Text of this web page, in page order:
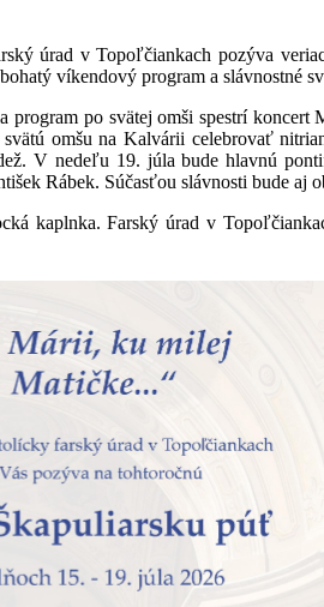
úrad v Topoľčiankach pozýva
víkendový program a slávnostné
po svätej omši spestrí koncert
omšu na Kalvárii celebrovať
V nedeľu 19. júla bude hlavnú
Rábek. Súčasťou slávnosti bude aj
kaplnka. Farský úrad v